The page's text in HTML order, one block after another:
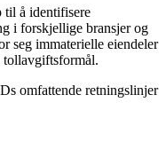
til å identifisere
i forskjellige bransjer og
seg immaterielle eiendeler
tollavgiftsformål.
omfattende retningslinjer